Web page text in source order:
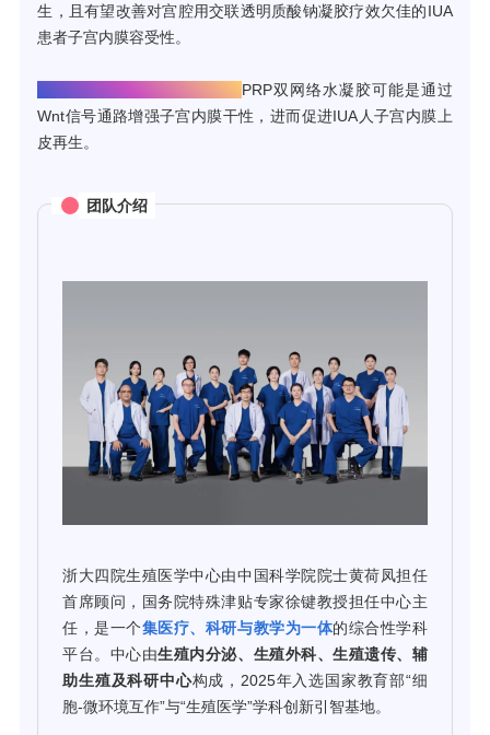
生，且有望改善对宫腔用交联透明质酸钠凝胶疗效欠佳的IUA
患者子宫内膜容受性。
PRP双网络水凝胶可能是通过
Wnt信号通路增强子宫内膜干性，进而促进IUA人子宫内膜上
皮再生。
团队介绍
浙大四院生殖医学中心由中国科学院院士黄荷凤担任
首席顾问，国务院特殊津贴专家徐键教授担任中心主
任，是一个集医疗、科研与教学为一体的综合性学科
平台。中心由生殖内分泌、生殖外科、生殖遗传、辅
助生殖及科研中心构成，2025年入选国家教育部“细
胞-微环境互作”与“生殖医学”学科创新引智基地。